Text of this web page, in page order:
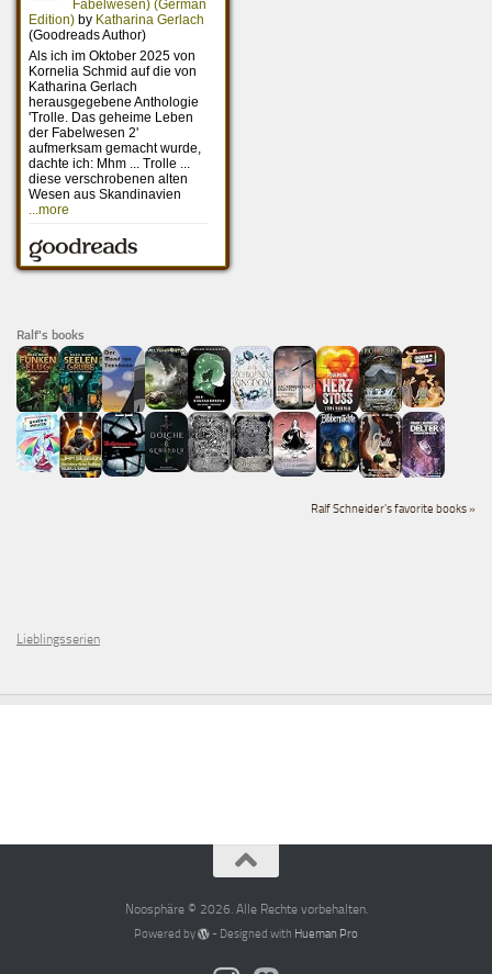
Ralf's books
Ralf Schneider's favorite books »
Lieblingsserien
Noosphäre © 2026. Alle Rechte vorbehalten.
Powered by - Designed with Hueman Pro